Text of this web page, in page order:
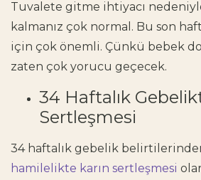
Tuvalete gitme ihtiyacı
kalmanız çok normal. Bu son
için çok önemli. Çünkü bebek
zaten çok yorucu geçecek.
34 Haftalık
Sertleşmesi
34 haftalık gebelik
hamilelikte karın sertleşmesi